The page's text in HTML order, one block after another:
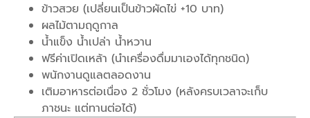
ข้าวสวย (เปลี่ยนเป็นข้าวผัดไข่ +10 บาท)
ผลไม้ตามฤดูกาล
น้ำแข็ง น้ำเปล่า น้ำหวาน
ฟรีค่าเปิดเหล้า (นำเครื่องดื่มมาเองได้ทุกชนิด)
พนักงานดูแลตลอดงาน
เติมอาหารต่อเนื่อง 2 ชั่วโมง (หลังครบเวลาจะเก็บ
ภาชนะ แต่ทานต่อได้)